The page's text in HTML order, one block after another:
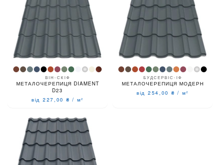
ВІН-СКІФ
МЕТАЛОЧЕРЕПИЦЯ DIAMENT
D23
від 227,00 ₴ / м²
БУДСЕРВІС-ІФ
МЕТАЛОЧЕРЕПИЦЯ МОДЕРН
від 254,00 ₴ / м²